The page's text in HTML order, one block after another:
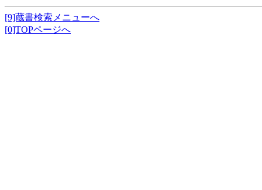
[9]蔵書検索メニューへ
[0]TOPページへ